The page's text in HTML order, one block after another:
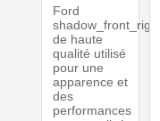
Ford
de haute
qualité utilisé
pour une
apparence et
des
performances